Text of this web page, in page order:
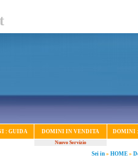
: GUIDA DOMINI IN VENDITA DOMINI
Nuovo Servizio
Sei in » HOME »